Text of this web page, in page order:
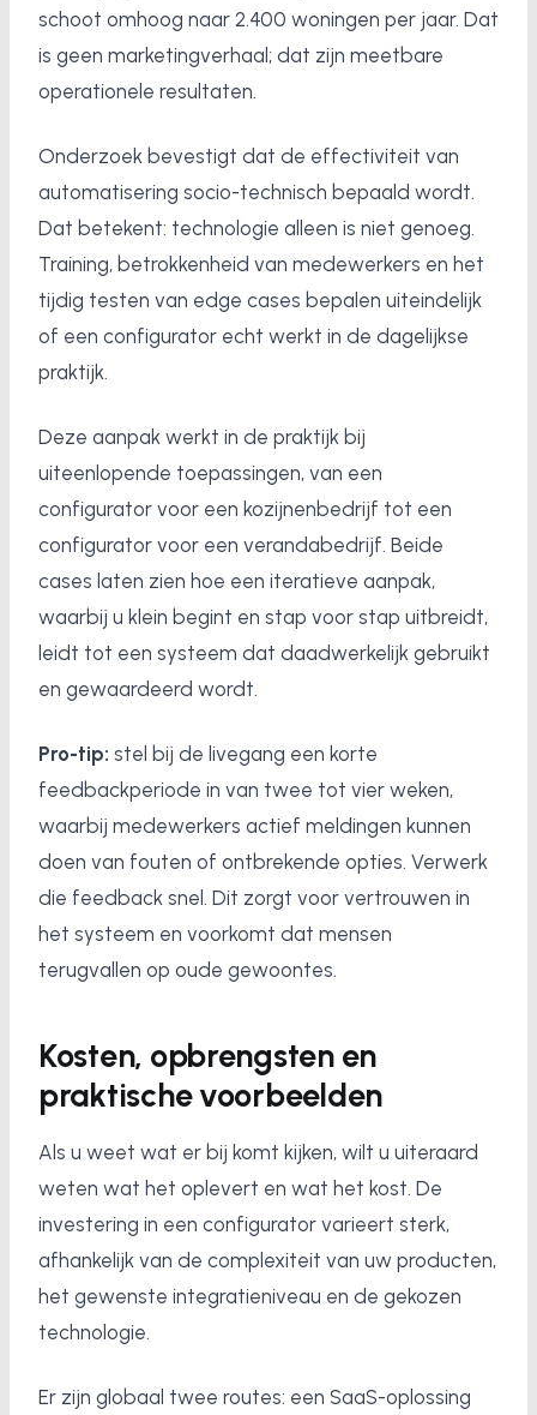
schoot omhoog naar 2.400 woningen per jaar. Dat
is geen marketingverhaal; dat zijn meetbare
operationele resultaten.
Onderzoek bevestigt dat de effectiviteit van
automatisering socio-technisch bepaald wordt.
Dat betekent: technologie alleen is niet genoeg.
Training, betrokkenheid van medewerkers en het
tijdig testen van edge cases bepalen uiteindelijk
of een configurator echt werkt in de dagelijkse
praktijk.
Deze aanpak werkt in de praktijk bij
uiteenlopende toepassingen, van een
configurator voor een kozijnenbedrijf tot een
configurator voor een verandabedrijf. Beide
cases laten zien hoe een iteratieve aanpak,
waarbij u klein begint en stap voor stap uitbreidt,
leidt tot een systeem dat daadwerkelijk gebruikt
en gewaardeerd wordt.
Pro-tip: stel bij de livegang een korte
feedbackperiode in van twee tot vier weken,
waarbij medewerkers actief meldingen kunnen
doen van fouten of ontbrekende opties. Verwerk
die feedback snel. Dit zorgt voor vertrouwen in
het systeem en voorkomt dat mensen
terugvallen op oude gewoontes.
Kosten, opbrengsten en
praktische voorbeelden
Als u weet wat er bij komt kijken, wilt u uiteraard
weten wat het oplevert en wat het kost. De
investering in een configurator varieert sterk,
afhankelijk van de complexiteit van uw producten,
het gewenste integratieniveau en de gekozen
technologie.
Er zijn globaal twee routes: een SaaS-oplossing